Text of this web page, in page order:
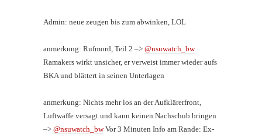
Admin: neue zeugen bis zum abwinken, LOL
anmerkung: Rufmord, Teil 2 –> @nsuwatch_bw
Ramakers wirkt unsicher, er verweist immer wieder aufs
BKA und blättert in seinen Unterlagen
anmerkung: Nichts mehr los an der Aufklärerfront,
Luftwaffe versagt und kann keinen Nachschub bringen
–> @nsuwatch_bwVor 3 Minuten Info am Rande: Ex-